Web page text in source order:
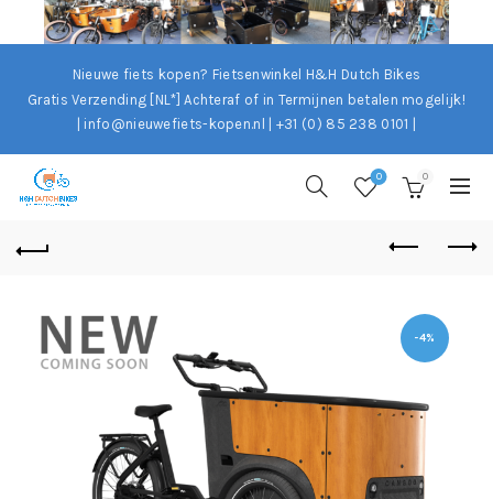
Nieuwe fiets kopen? Fietsenwinkel H&H Dutch Bikes
Gratis Verzending [NL*] Achteraf of in Termijnen betalen mogelijk!
| info@nieuwefiets-kopen.nl | +31 (0) 85 238 0101 |
0 0
-4%